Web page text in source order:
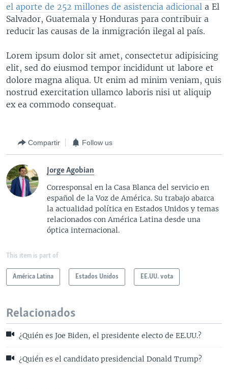
el aporte de 252 millones de asistencia adicional a El
Salvador, Guatemala y Honduras para contribuir a
reducir las causas de la inmigración ilegal al país.
Lorem ipsum dolor sit amet, consectetur adipisicing
elit, sed do eiusmod tempor incididunt ut labore et
dolore magna aliqua. Ut enim ad minim veniam, quis
nostrud exercitation ullamco laboris nisi ut aliquip
ex ea commodo consequat.
Compartir Follow us
Jorge Agobian
Corresponsal en la Casa Blanca del servicio en
español de la Voz de América. Su trabajo abarca
la actualidad política en Estados Unidos y temas
relacionados con América Latina desde una
óptica internacional.
This item is part of
América Latina Estados Unidos EE.UU. vota
Relacionados
¿Quién es Joe Biden, el presidente electo de EE.UU.?
¿Quién es el candidato presidencial Donald Trump?